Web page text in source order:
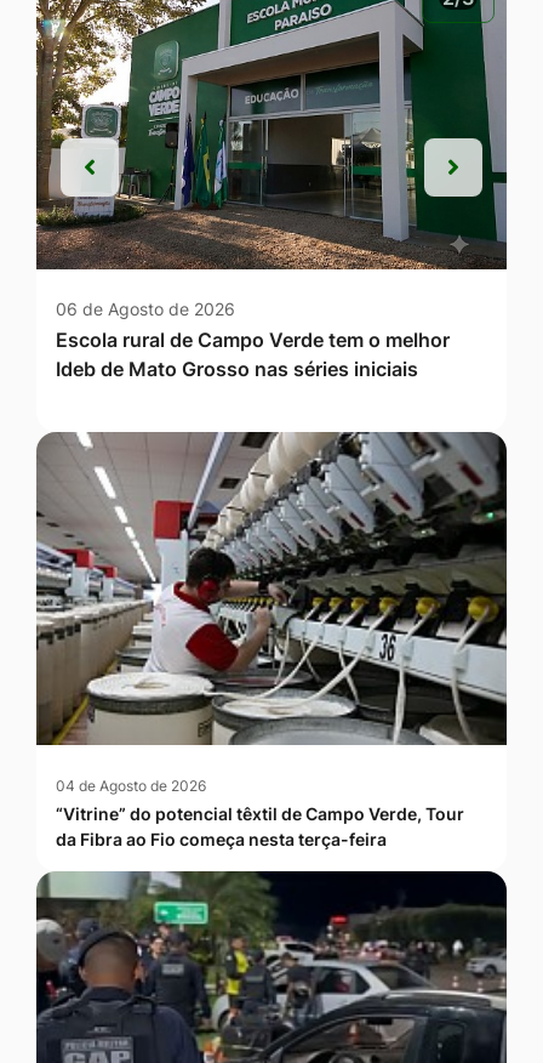
06 de Agosto de 2026
Escola rural de Campo Verde tem o melhor
Ideb de Mato Grosso nas séries iniciais
Anterior
Anterior Próxima
04 de Agosto de 2026
“Vitrine” do potencial têxtil de Campo Verde, Tour
da Fibra ao Fio começa nesta terça-feira